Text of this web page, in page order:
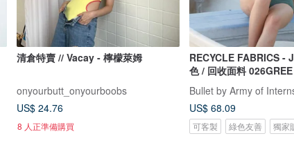
清倉特賣 // Vacay - 檸檬萊姆
onyourbutt_onyourboobs
US$ 24.76
8 人正準備購買
RECYCLE FABRICS -
色 / 回收面料 026GREE
Bullet by Army of
US$ 68.09
可客製 綠色友善 獨家